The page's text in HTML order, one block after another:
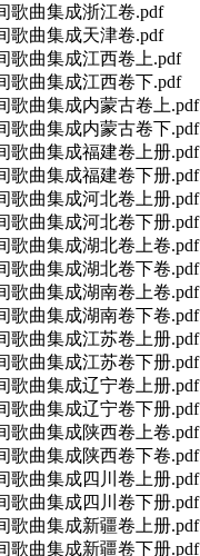
歌曲集成浙江卷.pdf
歌曲集成天津卷.pdf
歌曲集成江西卷上.pdf
歌曲集成江西卷下.pdf
歌曲集成内蒙古卷上.pdf
歌曲集成内蒙古卷下.pdf
歌曲集成福建卷上册.pdf
歌曲集成福建卷下册.pdf
歌曲集成河北卷上册.pdf
歌曲集成河北卷下册.pdf
歌曲集成湖北卷上卷.pdf
歌曲集成湖北卷下卷.pdf
歌曲集成湖南卷上卷.pdf
歌曲集成湖南卷下卷.pdf
歌曲集成江苏卷上册.pdf
歌曲集成江苏卷下册.pdf
歌曲集成辽宁卷上册.pdf
歌曲集成辽宁卷下册.pdf
歌曲集成陕西卷上卷.pdf
歌曲集成陕西卷下卷.pdf
歌曲集成四川卷上册.pdf
歌曲集成四川卷下册.pdf
歌曲集成新疆卷上册.pdf
歌曲集成新疆卷下册.pdf